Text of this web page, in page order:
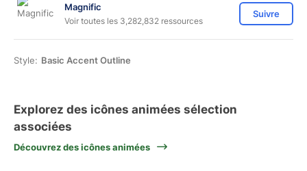
Magnific
Voir toutes les 3,282,832 ressources
Suivre
Style: Basic Accent Outline
Explorez des icônes animées sélection
associées
Découvrez des icônes animées